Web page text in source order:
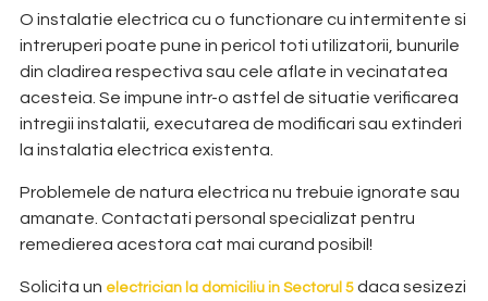
O instalatie electrica cu o functionare cu intermitente si
intreruperi poate pune in pericol toti utilizatorii, bunurile
din cladirea respectiva sau cele aflate in vecinatatea
acesteia. Se impune intr-o astfel de situatie verificarea
intregii instalatii, executarea de modificari sau extinderi
la instalatia electrica existenta.
Problemele de natura electrica nu trebuie ignorate sau
amanate. Contactati personal specializat pentru
remedierea acestora cat mai curand posibil!
Solicita un electrician la domiciliu in Sectorul 5daca sesizezi